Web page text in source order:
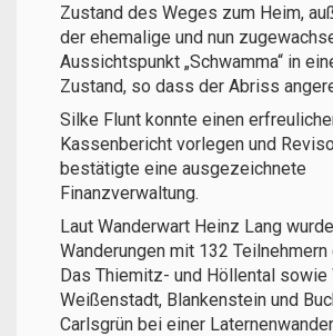
Zustand des Weges zum Heim,
der ehemalige und nun
Aussichtspunkt „Schwamma“ in
Zustand, so dass der Abriss
Silke Flunt konnte einen
Kassenbericht vorlegen und
bestätigte eine ausgezeichnete
Finanzverwaltung.
Laut Wanderwart Heinz Lang
Wanderungen mit 132 Teilnehmern
Das Thiemitz- und Höllental sowie
Weißenstadt, Blankenstein und
Carlsgrün bei einer